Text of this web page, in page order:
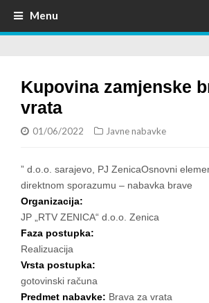
Menu
Kupovina zamjenske
vrata
01/06/2022 Javne nabavke
” d.o.o. sarajevo, PJ ZenicaOsnovni
direktnom sporazumu – nabavka brave
Organizacija:
JP „RTV ZENICA“ d.o.o. Zenica
Faza postupka:
Realizuacija
Vrsta postupka:
gotovinski računa
Predmet nabavke: Brava za vrata